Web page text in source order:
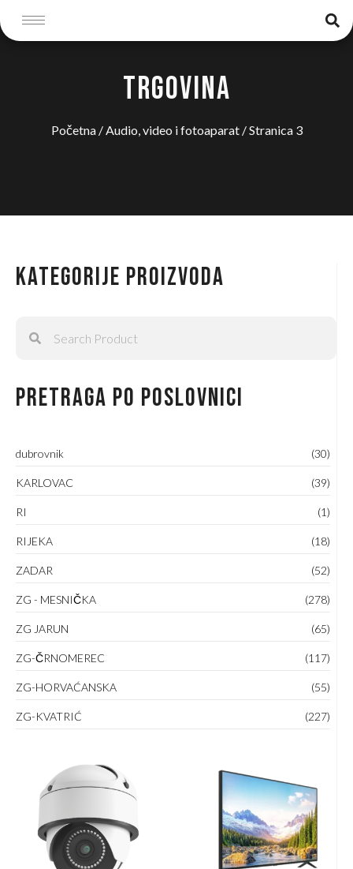
TRGOVINA
Početna/Audio, video i fotoaparat/ Stranica 3
Kategorije proizvoda
Pretraga po poslovnici
dubrovnik (30)
KARLOVAC (39)
RI (1)
RIJEKA (18)
ZADAR (52)
ZG - MESNIČKA (278)
ZG JARUN (65)
ZG-ČRNOMEREC (117)
ZG-HORVAĆANSKA (55)
ZG-KVATRIĆ (227)